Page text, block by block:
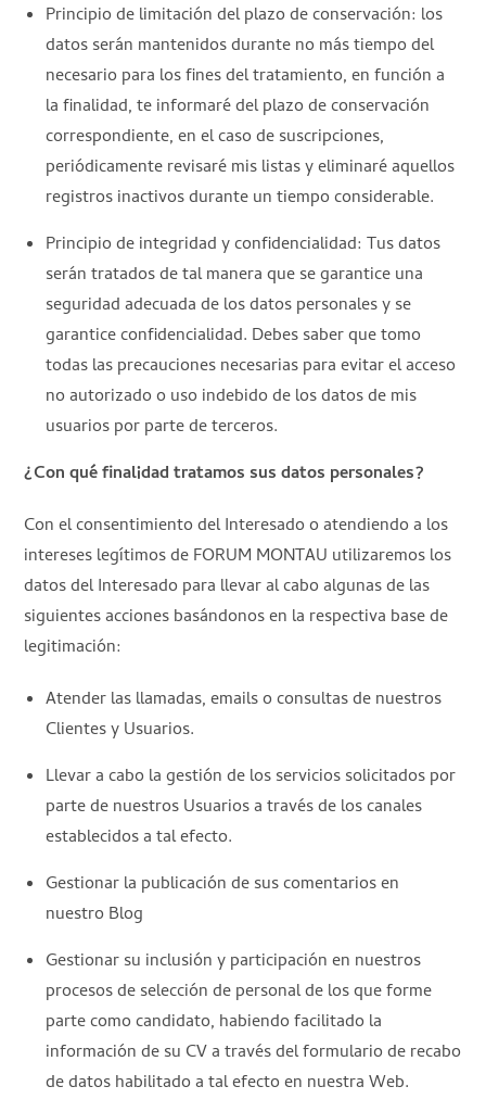
Principio de limitación del plazo de conservación: los
datos serán mantenidos durante no más tiempo del
necesario para los fines del tratamiento, en función a
la finalidad, te informaré del plazo de conservación
correspondiente, en el caso de suscripciones,
periódicamente revisaré mis listas y eliminaré aquellos
registros inactivos durante un tiempo considerable.
Principio de integridad y confidencialidad: Tus datos
serán tratados de tal manera que se garantice una
seguridad adecuada de los datos personales y se
garantice confidencialidad. Debes saber que tomo
todas las precauciones necesarias para evitar el acceso
no autorizado o uso indebido de los datos de mis
usuarios por parte de terceros.
¿Con qué finalidad tratamos sus datos personales?
Con el consentimiento del Interesado o atendiendo a los
intereses legítimos de FORUM MONTAU utilizaremos los
datos del Interesado para llevar al cabo algunas de las
siguientes acciones basándonos en la respectiva base de
legitimación:
Atender las llamadas, emails o consultas de nuestros
Clientes y Usuarios.
Llevar a cabo la gestión de los servicios solicitados por
parte de nuestros Usuarios a través de los canales
establecidos a tal efecto.
Gestionar la publicación de sus comentarios en
nuestro Blog
Gestionar su inclusión y participación en nuestros
procesos de selección de personal de los que forme
parte como candidato, habiendo facilitado la
información de su CV a través del formulario de recabo
de datos habilitado a tal efecto en nuestra Web.